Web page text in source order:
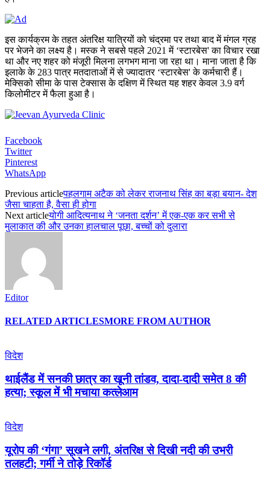
इस कार्यक्रम के तहत अंतरिक्ष यात्रियों को चंद्रमा पर तथा बाद में मंगल ग्रह
पर भेजने का लक्ष्य है। मस्क ने सबसे पहले 2021 में ‘स्टारबेस' का विचार रखा
था और नए शहर को मंजूरी मिलना लगभग माना जा रहा था। माना जाता है कि
इलाके के 283 पात्र मतदाताओं में से ज्यादातर ‘स्टारबेस' के कर्मचारी हैं।
मेक्सिको सीमा के पास टेक्सास के दक्षिण में स्थित यह शहर केवल 3.9 वर्ग
किलोमीटर में फैला हुआ है।
Facebook
Twitter
Pinterest
WhatsApp
Previous articleपहलगाम अटैक को लेकर राजनाथ सिंह का बड़ा बयान- देश
जैसा चाहता है, वैसा ही होगा
Next articleयोगी आदित्यनाथ ने ‘जनता दर्शन’ में एक-एक कर सभी से
मुलाकात की और उनका हालचाल पूछा, बच्चों को दुलारा
Editor
RELATED ARTICLESMORE FROM AUTHOR
विदेश
थाईलैंड में सनकी छात्र का खूनी तांडव, दादा-दादी समेत 8 की
हत्या; स्कूल में भी मचाया कत्लेआम
विदेश
यूरोप की ‘गंगा’ सूखने लगी, अंतरिक्ष से दिखी नदी की उभरी
तलहटी; गर्मी ने तोड़े रिकॉर्ड